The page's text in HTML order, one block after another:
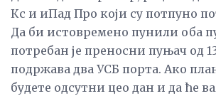
Кс и иПад Про који су потпуно
Да би истовремено пунили оба
потребан је преносни пуњач од
подржава два УСБ порта. Ако
будете одсутни цео дан и да ће